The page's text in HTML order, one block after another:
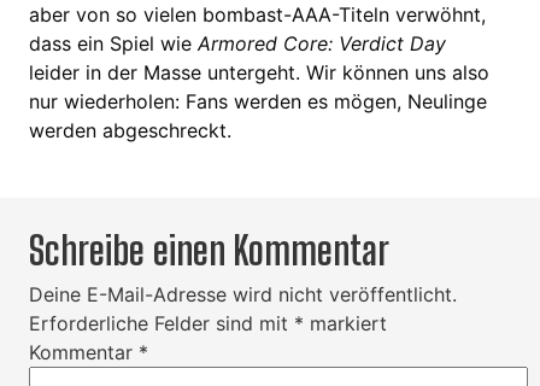
aber von so vielen bombast-AAA-Titeln verwöhnt,
dass ein Spiel wie Armored Core: Verdict Day
leider in der Masse untergeht. Wir können uns also
nur wiederholen: Fans werden es mögen, Neulinge
werden abgeschreckt.
Schreibe einen Kommentar
Deine E-Mail-Adresse wird nicht veröffentlicht.
Erforderliche Felder sind mit * markiert
Kommentar *